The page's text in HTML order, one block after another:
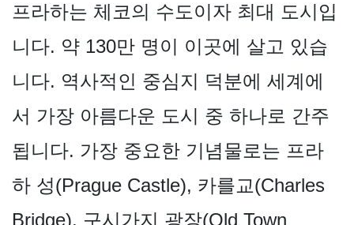
프라하는 체코의 수도이자 최대 도시입
니다. 약 130만 명이 이곳에 살고 있습
니다. 역사적인 중심지 덕분에 세계에
서 가장 아름다운 도시 중 하나로 간주
됩니다. 가장 중요한 기념물로는 프라
하 성(Prague Castle), 카를교(Charles
Bridge), 구시가지 광장(Old Town